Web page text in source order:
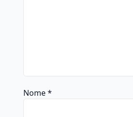
Nome*